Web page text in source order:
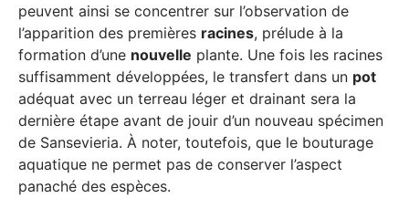
peuvent ainsi se concentrer sur l’observation de
l’apparition des premières racines, prélude à la
formation d’une nouvelle plante. Une fois les racines
suffisamment développées, le transfert dans un pot
adéquat avec un terreau léger et drainant sera la
dernière étape avant de jouir d’un nouveau spécimen
de Sansevieria. À noter, toutefois, que le bouturage
aquatique ne permet pas de conserver l’aspect
panaché des espèces.